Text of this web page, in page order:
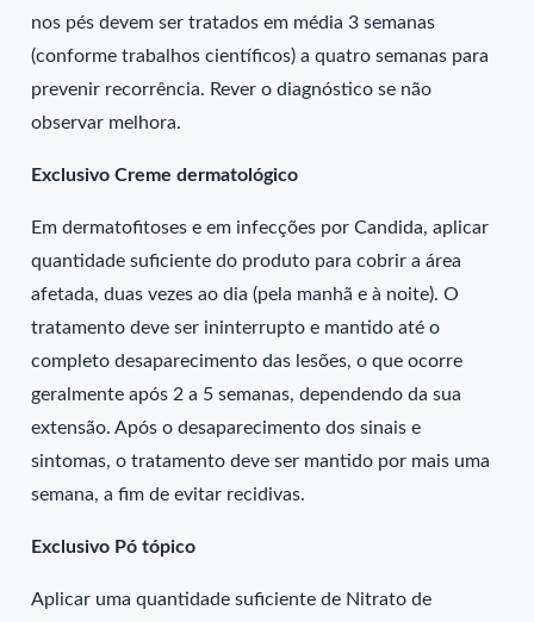
nos pés devem ser tratados em média 3 semanas
(conforme trabalhos científicos) a quatro semanas para
prevenir recorrência. Rever o diagnóstico se não
observar melhora.
Exclusivo Creme dermatológico
Em dermatofitoses e em infecções por Candida, aplicar
quantidade suficiente do produto para cobrir a área
afetada, duas vezes ao dia (pela manhã e à noite). O
tratamento deve ser ininterrupto e mantido até o
completo desaparecimento das lesões, o que ocorre
geralmente após 2 a 5 semanas, dependendo da sua
extensão. Após o desaparecimento dos sinais e
sintomas, o tratamento deve ser mantido por mais uma
semana, a fim de evitar recidivas.
Exclusivo Pó tópico
Aplicar uma quantidade suficiente de Nitrato de